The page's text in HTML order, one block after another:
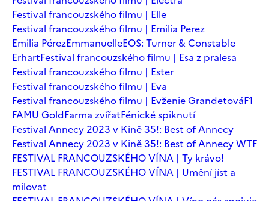
Festival francouzského filmu | Elle
Festival francouzského filmu | Emilia Perez
Emilia PérezEmmanuelleEOS: Turner & Constable
ErhartFestival francouzského filmu | Esa z pralesa
Festival francouzského filmu | Ester
Festival francouzského filmu | Eva
Festival francouzského filmu | Evženie GrandetováF1
FAMU GoldFarma zvířatFénické spiknutí
Festival Annecy 2023 v Kině 35!: Best of Annecy
Festival Annecy 2023 v Kině 35!: Best of Annecy WTF
FESTIVAL FRANCOUZSKÉHO VÍNA | Ty krávo!
FESTIVAL FRANCOUZSKÉHO VÍNA | Umění jíst a
milovat